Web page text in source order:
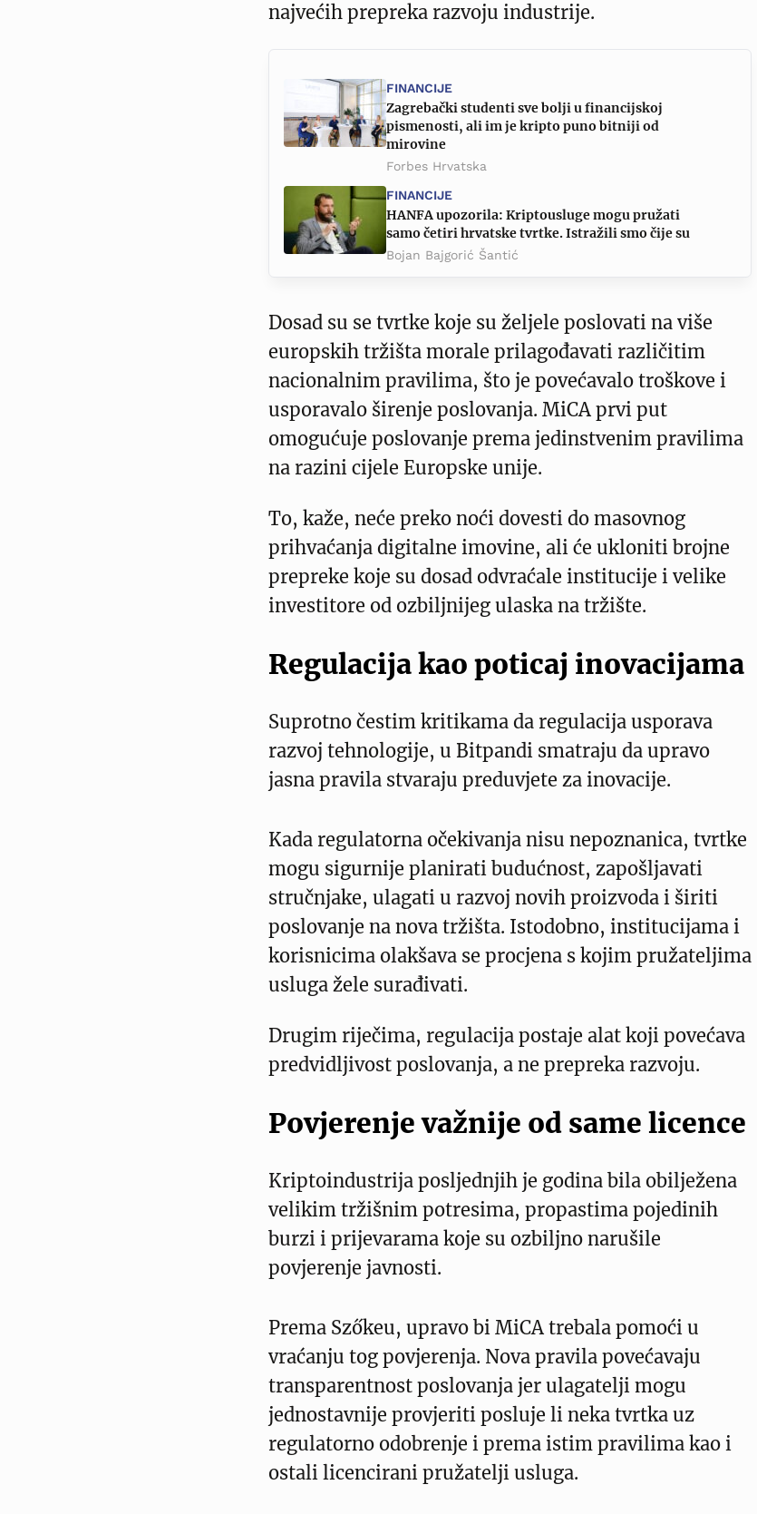
najvećih prepreka razvoju industrije.
FINANCIJE
Zagrebački studenti sve bolji u financijskoj
pismenosti, ali im je kripto puno bitniji od
mirovine
Forbes Hrvatska
FINANCIJE
HANFA upozorila: Kriptousluge mogu pružati
samo četiri hrvatske tvrtke. Istražili smo čije su
Bojan Bajgorić Šantić
Dosad su se tvrtke koje su željele poslovati na više
europskih tržišta morale prilagođavati različitim
nacionalnim pravilima, što je povećavalo troškove i
usporavalo širenje poslovanja. MiCA prvi put
omogućuje poslovanje prema jedinstvenim pravilima
na razini cijele Europske unije.
To, kaže, neće preko noći dovesti do masovnog
prihvaćanja digitalne imovine, ali će ukloniti brojne
prepreke koje su dosad odvraćale institucije i velike
investitore od ozbiljnijeg ulaska na tržište.
Regulacija kao poticaj inovacijama
Suprotno čestim kritikama da regulacija usporava
razvoj tehnologije, u Bitpandi smatraju da upravo
jasna pravila stvaraju preduvjete za inovacije.
Kada regulatorna očekivanja nisu nepoznanica, tvrtke
mogu sigurnije planirati budućnost, zapošljavati
stručnjake, ulagati u razvoj novih proizvoda i širiti
poslovanje na nova tržišta. Istodobno, institucijama i
korisnicima olakšava se procjena s kojim pružateljima
usluga žele surađivati.
Drugim riječima, regulacija postaje alat koji povećava
predvidljivost poslovanja, a ne prepreka razvoju.
Povjerenje važnije od same licence
Kriptoindustrija posljednjih je godina bila obilježena
velikim tržišnim potresima, propastima pojedinih
burzi i prijevarama koje su ozbiljno narušile
povjerenje javnosti.
Prema Szőkeu, upravo bi MiCA trebala pomoći u
vraćanju tog povjerenja. Nova pravila povećavaju
transparentnost poslovanja jer ulagatelji mogu
jednostavnije provjeriti posluje li neka tvrtka uz
regulatorno odobrenje i prema istim pravilima kao i
ostali licencirani pružatelji usluga.